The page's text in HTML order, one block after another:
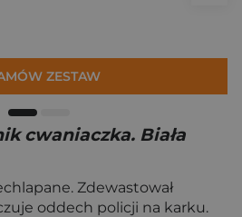
ZESTAW
cwaniaczka. Biała
Zdewastował
oddech policji na karku.